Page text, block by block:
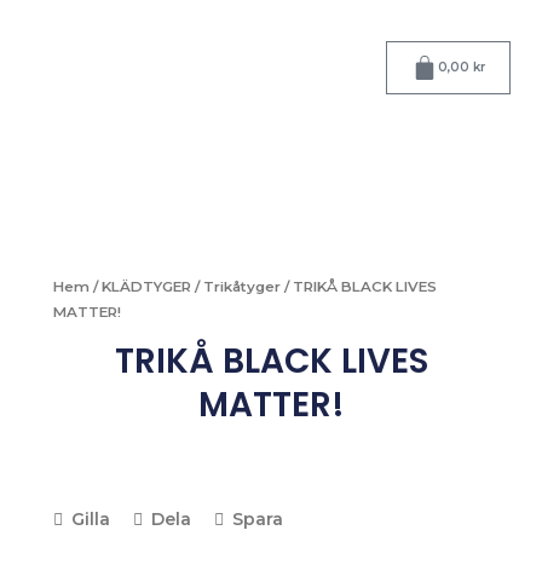
0,00 kr
Varukorg
Hem /KLÄDTYGER / Trikåtyger / TRIKÅ BLACK LIVES
MATTER!
TRIKÅ BLACK LIVES
MATTER!
Gilla Dela Spara